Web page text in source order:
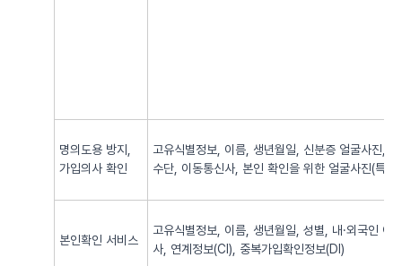
명의도용 방지,
가입의사 확인
고유식별정보, 이름, 생년월일, 신분증 얼굴사진,
수단, 이동통신사, 본인 확인을 위한 얼굴사진(특징
본인확인 서비스
고유식별정보, 이름, 생년월일, 성별, 내·외국인
사, 연계정보(CI), 중복가입확인정보(DI)